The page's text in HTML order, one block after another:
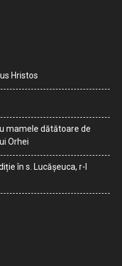
Hristos
mamele dătătoare de
Orhei
în s. Lucășeuca, r-l